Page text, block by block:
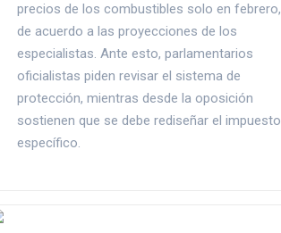
precios de los combustibles solo en febrero,
de acuerdo a las proyecciones de los
especialistas. Ante esto, parlamentarios
oficialistas piden revisar el sistema de
protección, mientras desde la oposición
sostienen que se debe rediseñar el impuesto
específico.